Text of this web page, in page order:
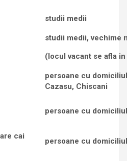
studii medii
studii medii, vechime
(locul vacant se afla
persoane cu
Cazasu, Chiscani
persoane cu
cai
persoane cu